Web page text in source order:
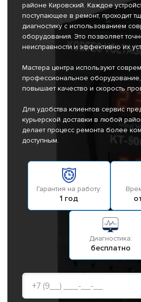
районе Кировский. Каждое
поступающее в ремонт, проходит
диагностику с использованием
оборудования. Это позволяет
неисправности и эффективно их
Мастера центра используют
профессиональное оборудование,
повышает качество и скорость
Для удобства клиентов сервис
курьерской доставки в любой
делает процесс ремонта более
доступным.
Гарантия на работу:
1 год
Диагностика:
бесплатно